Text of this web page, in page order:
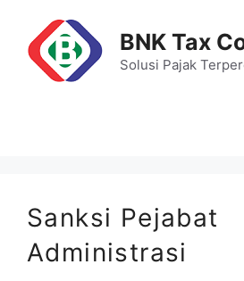
content
BNK Tax
Solusi Pajak
Sanksi Pejabat
Administrasi